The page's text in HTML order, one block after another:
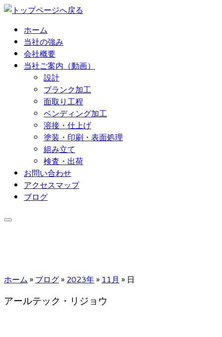
コ
ホーム
当社の強み
会社概要
当社ご案内（動画）
設計
ブランク加工
面取り工程
ベンディング加工
溶接・仕上げ
塗装・印刷・表面処理
組み立て
検査・出荷
お問い合わせ
アクセスマップ
ブログ
ホーム » ブログ» 2023年» 11月 » 日
アールテック・リジョウ